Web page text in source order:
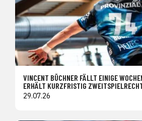
VINCENT BÜCHNER FÄLLT EINIGE
ERHÄLT KURZFRISTIG
29.07.26